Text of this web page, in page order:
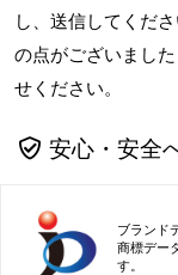
し、送信してくだ
の点がございまし
せください。
安心・安全
ブランド
商標デー
す。